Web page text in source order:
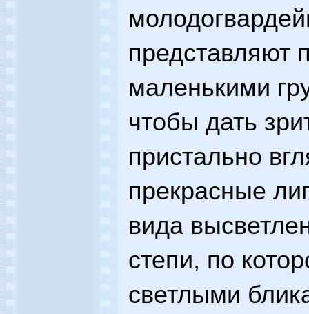
представляют
маленькими
чтобы дать
пристально
прекрасные
вида
степи, по
светлыми